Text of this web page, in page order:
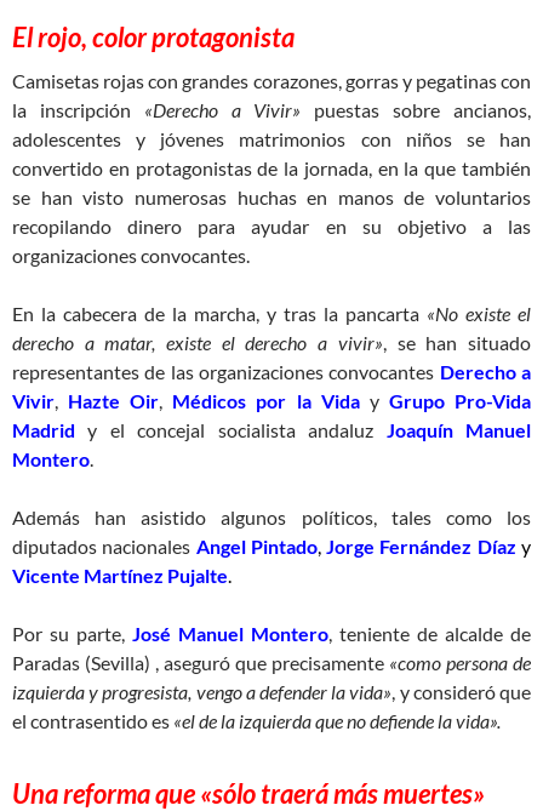
El rojo, color protagonista
Camisetas rojas con grandes corazones, gorras y pegatinas con
la inscripción «Derecho a Vivir» puestas sobre ancianos,
adolescentes y jóvenes matrimonios con niños se han
convertido en protagonistas de la jornada, en la que también
se han visto numerosas huchas en manos de voluntarios
recopilando dinero para ayudar en su objetivo a las
organizaciones convocantes.
En la cabecera de la marcha, y tras la pancarta «No existe el
derecho a matar, existe el derecho a vivir», se han situado
representantes de las organizaciones convocantes Derecho a
Vivir, Hazte Oir, Médicos por la Viday Grupo Pro-Vida
Madrid y el concejal socialista andaluz Joaquín Manuel
Montero.
Además han asistido algunos políticos, tales como los
diputados nacionales Angel Pintado, Jorge Fernández Díaz y
Vicente Martínez Pujalte.
Por su parte, José Manuel Montero, teniente de alcalde de
Paradas (Sevilla) , aseguró que precisamente «como persona de
izquierda y progresista, vengo a defender la vida», y consideró que
el contrasentido es «el de la izquierda que no defiende la vida».
Una reforma que «sólo traerá más muertes»